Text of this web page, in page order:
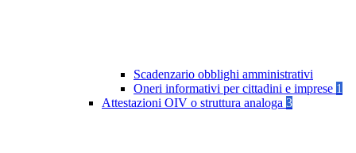
Scadenzario obblighi amministrativi
Oneri informativi per cittadini e imprese 1
Attestazioni OIV o struttura analoga 3